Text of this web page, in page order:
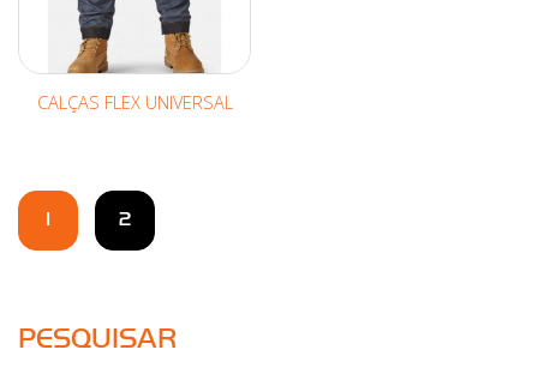
CALÇAS FLEX UNIVERSAL
1 2
PESQUISAR